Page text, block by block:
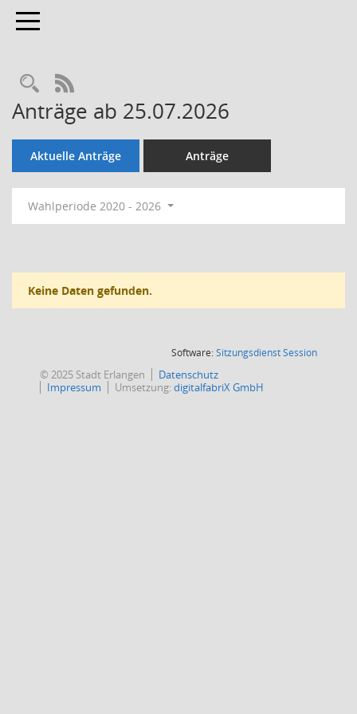
Toggle navigation
Rechercheauswahl
RSS-Feed
Anträge ab 25.07.2026
Aktuelle Anträge Anträge
Wahlperiode 2020 - 2026
Keine Daten gefunden.
Software:SitzungsdienstSession(Wird in
© 2025 Stadt Erlangen
Datenschutz
Impressum
Umsetzung:digitalfabriX GmbH